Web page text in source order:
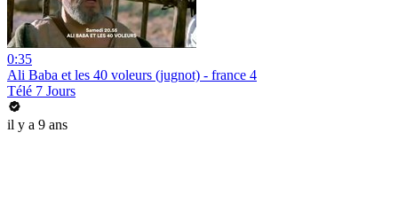
0:35
Ali Baba et les 40 voleurs (jugnot) - france 4
Télé 7 Jours
il y a 9 ans